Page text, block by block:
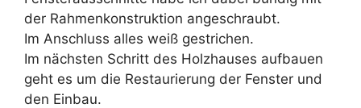
der Rahmenkonstruktion angeschraubt.
Im Anschluss alles weiß gestrichen.
Im nächsten Schritt des Holzhauses aufbauen
geht es um die Restaurierung der Fenster und
den Einbau.